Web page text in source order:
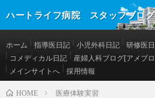
ハートライフ病院 スタッフブログ
ホーム 指導医日記 小児外科日記 研修医
コメディカル日記
産婦人科ブログ[アメブ
メインサイトへ
採用情報
HOME 医療体験実習